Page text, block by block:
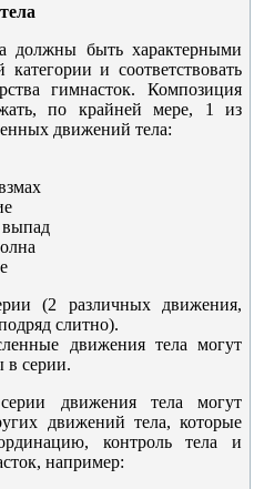
должны быть характерными
категории и соответствовать
гимнасток. Композиция
по крайней мере, 1 из
движений тела:
(2 различных движения,
слитно).
движения тела могут
в серии.
движения тела могут
движений тела, которые
контроль тела и
например: